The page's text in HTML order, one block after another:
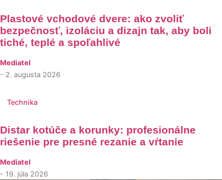
Plastové vchodové dvere: ako zvoliť
bezpečnosť, izoláciu a dizajn tak, aby boli
tiché, teplé a spoľahlivé
Mediatel
- 2. augusta 2026
Technika
Distar kotúče a korunky: profesionálne
riešenie pre presné rezanie a vŕtanie
Mediatel
- 19. júla 2026